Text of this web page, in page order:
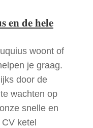
en de hele
woont of
je graag.
door de
wachten op
snelle en
ketel